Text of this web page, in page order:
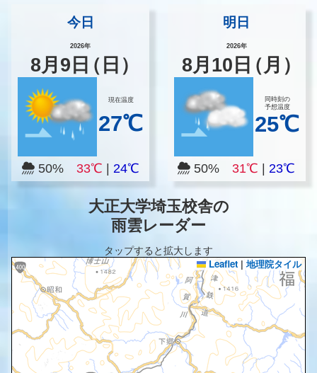
今日
2026年
8月 9 日（日）
現在温度
27℃
50% 33℃ 24℃
明日
2026年
8月 10 日（月）
同時刻の
予想温度
25℃
50% 31℃ |23℃
大正大学埼玉校舎の
雨雲レーダー
タップすると拡大します
Leaflet | 地理院タイル